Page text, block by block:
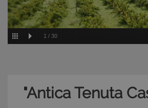
1 / 30
"Antica Tenuta